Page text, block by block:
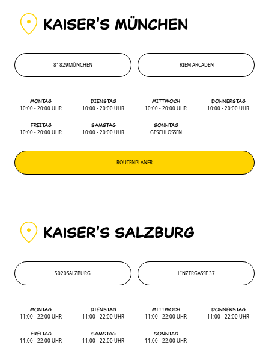
KAiSER'S MÜNCHEN
81829MÜNCHEN
RIEM ARCADEN
ROUTENPLANER
MONTAG
10:00 - 20:00 UHR
DIENSTAG
10:00 - 20:00 UHR
MITTWOCH
10:00 - 20:00 UHR
DONNERSTAG
10:00 - 20:00 UHR
FREITAG
10:00 - 20:00 UHR
SAMSTAG
10:00 - 20:00 UHR
SONNTAG
GESCHLOSSEN
KAiSER'S SALZBURG
5020SALZBURG
LINZERGASSE 37
MONTAG
11:00 - 22:00 UHR
DIENSTAG
11:00 - 22:00 UHR
MITTWOCH
11:00 - 22:00 UHR
DONNERSTAG
11:00 - 22:00 UHR
FREITAG
11:00 - 22:00 UHR
SAMSTAG
11:00 - 22:00 UHR
SONNTAG
11:00 - 22:00 UHR